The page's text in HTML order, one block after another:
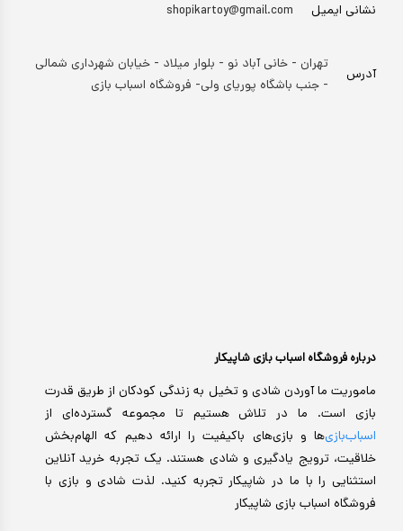
درباره فروشگاه اسباب بازی شاپیکار
ماموریت ما آوردن شادی و تخیل به زندگی کودکان از طریق قدرت
بازی است. ما در تلاش هستیم تا مجموعه گسترده‌ای از
اسباب‌بازی‌ها و بازی‌های باکیفیت را ارائه دهیم که الهام‌بخش
خلاقیت، ترویج یادگیری و شادی هستند. یک تجربه خرید آنلاین
استثنایی را با ما در شاپیکار تجربه کنید. لذت شادی و بازی با
فروشگاه اسباب بازی شاپیکار
نشانی ایمیل
shopikartoy@gmail.com
آدرس
تهران - خانی آباد نو - بلوار میلاد - خیابان شهرداری شمالی
- جنب باشگاه پوریای ولی- فروشگاه اسباب بازی